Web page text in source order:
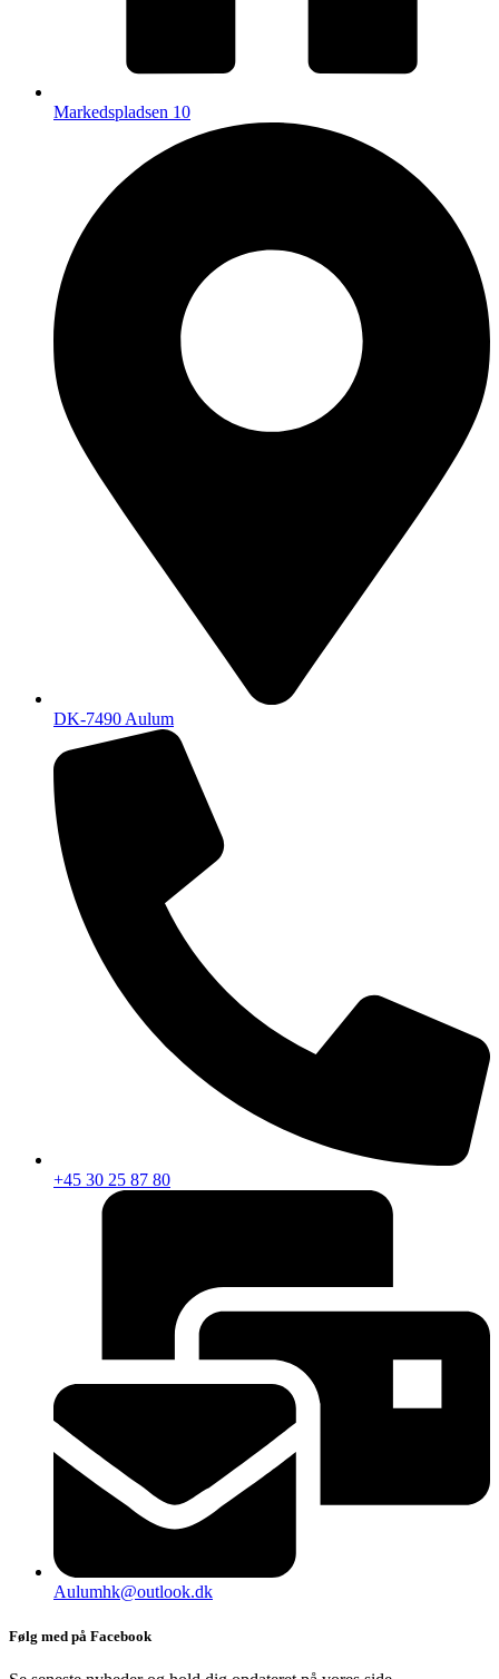
Markedspladsen 10
DK-7490 Aulum
+45 30 25 87 80
Aulumhk@outlook.dk
Følg med på Facebook